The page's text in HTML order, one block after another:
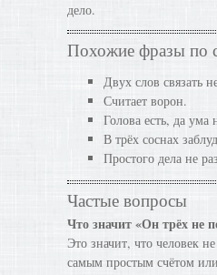
дело.
Похожие фразы по
Двух слов связать
Считает ворон.
Голова есть, да ума
В трёх соснах
Простого дела не
Частые вопросы
Что значит «Он трёх не
Это значит, что человек
самым простым счётом